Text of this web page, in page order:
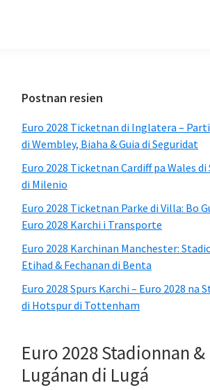
Sidebar
Primario
Postnan resien
Euro 2028 Ticketnan di Inglatera –
di Wembley, Biaha & Guia di Seguridat
Euro 2028 Ticketnan Cardiff pa Wales
di Milenio
Euro 2028 Ticketnan Parke di Villa: Bo
Euro 2028 Karchi i Transporte
Euro 2028 Karchinan Manchester:
Etihad & Fechanan di Benta
Euro 2028 Spurs Karchi – Euro 2028 na
di Hotspur di Tottenham
Euro 2028 Stadionnan &
Lugánan di Lugá